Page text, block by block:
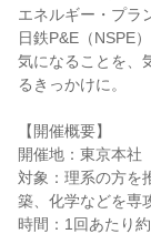
エネルギー・プラ
日鉄P&E（NSPE
気になることを、
るきっかけに。
【開催概要】
開催地：東京本社
対象：理系の方を
築、化学などを専
時間：1回あたり